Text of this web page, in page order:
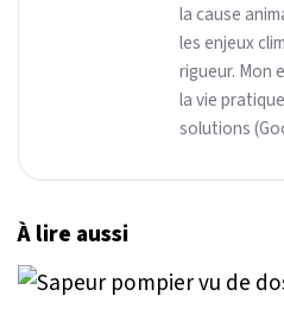
la cause
les enjeux
rigueur. Mon
la vie
solutions
À lire aussi